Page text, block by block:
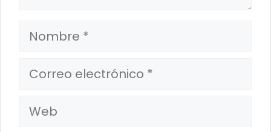
Nombre
Correo
electrónico
Web